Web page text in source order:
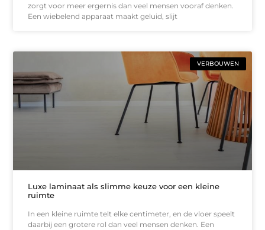
zorgt voor meer ergernis dan veel mensen vooraf denken.
Een wiebelend apparaat maakt geluid, slijt
VERBOUWEN
Luxe laminaat als slimme keuze voor een kleine
ruimte
In een kleine ruimte telt elke centimeter, en de vloer speelt
daarbij een grotere rol dan veel mensen denken. Een